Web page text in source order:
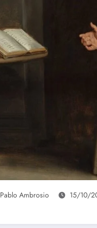
Pablo Ambrosio 15/10/